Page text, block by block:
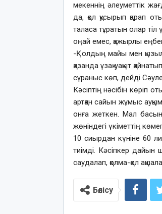
мекеннің әлеуметтік
да, қол қусырып қарап
таласа тұратын олар
оңай емес, қажырлы
-Қолдың майы мен қызыл
қазанда ұзақ уақыт
сұраныс көп, дейді
Кәсіптің нәсібін
артқан сайын жұмыс
онға жеткен. Мал басын
жөніндегі үкіметтің
10 сиырдан күніне 60
тиімді. Кәсіпкер дайын
саудалап, қолма-қол
Бөлісу